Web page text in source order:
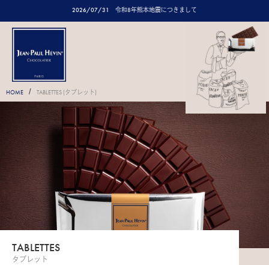
2026/07/31 令和8年熊本地震につきまして
HOME / TABLETTES (タブレット)
TABLETTES
タブレット